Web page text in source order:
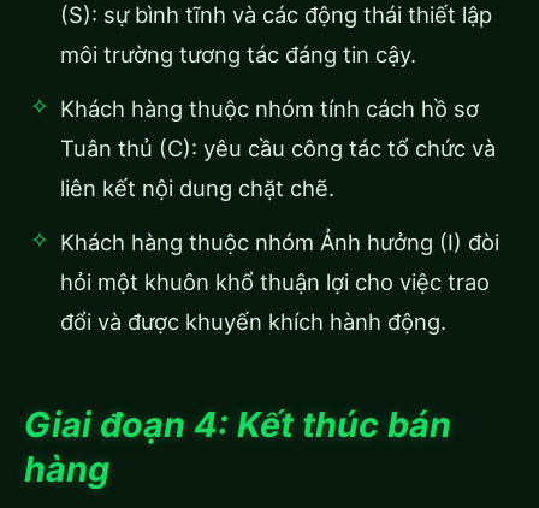
(S): sự bình tĩnh và các động thái thiết lập
môi trường tương tác đáng tin cậy.
Khách hàng thuộc nhóm tính cách hồ sơ
Tuân thủ (C): yêu cầu công tác tổ chức và
liên kết nội dung chặt chẽ.
Khách hàng thuộc nhóm Ảnh hưởng (I) đòi
hỏi một khuôn khổ thuận lợi cho việc trao
đổi và được khuyến khích hành động.
Giai đoạn 4: Kết thúc bán
hàng